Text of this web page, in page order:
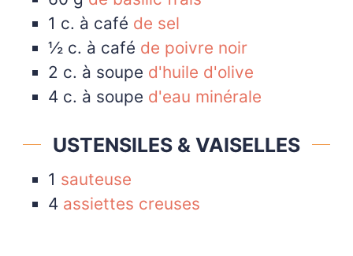
1 c. à café de sel
½ c. à café de poivre noir
2 c. à soupe d'huile d'olive
4 c. à soupe d'eau minérale
USTENSILES & VAISELLES
1 sauteuse
4 assiettes creuses